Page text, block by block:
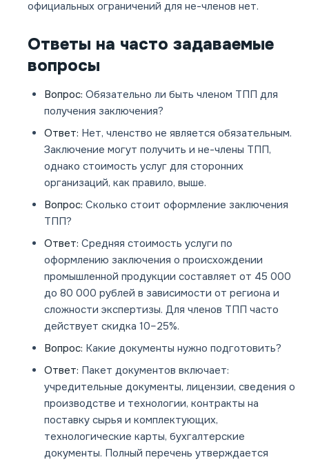
официальных ограничений для не-членов нет.
Ответы на часто задаваемые
вопросы
Вопрос: Обязательно ли быть членом ТПП для
получения заключения?
Ответ: Нет, членство не является обязательным.
Заключение могут получить и не-члены ТПП,
однако стоимость услуг для сторонних
организаций, как правило, выше.
Вопрос: Сколько стоит оформление заключения
ТПП?
Ответ: Средняя стоимость услуги по
оформлению заключения о происхождении
промышленной продукции составляет от 45 000
до 80 000 рублей в зависимости от региона и
сложности экспертизы. Для членов ТПП часто
действует скидка 10–25%.
Вопрос: Какие документы нужно подготовить?
Ответ: Пакет документов включает:
учредительные документы, лицензии, сведения о
производстве и технологии, контракты на
поставку сырья и комплектующих,
технологические карты, бухгалтерские
документы. Полный перечень утверждается